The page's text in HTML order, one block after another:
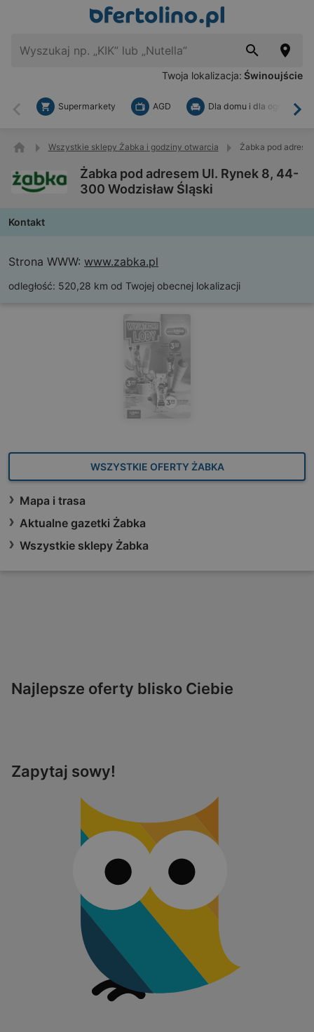
Twoja lokalizacja: Świnoujście
Wstecz
Supermarkety AGD Dla domu i dla ogrodu
Wszystkie sklepy Żabka i godziny otwarcia Żabka pod
Żabka pod adresem Ul. Rynek 8, 44-
300 Wodzisław Śląski
Kontakt
Strona WWW: www.zabka.pl
odległość: 520,28 km od Twojej obecnej lokalizacji
WSZYSTKIE OFERTY ŻABKA
Mapa i trasa
Aktualne gazetki Żabka
Wszystkie sklepy Żabka
Najlepsze oferty blisko Ciebie
Zapytaj sowy!